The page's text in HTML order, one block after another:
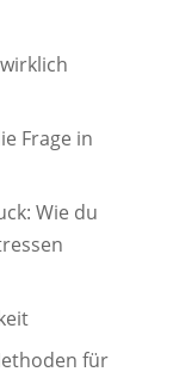
Frage in
Wie du
für